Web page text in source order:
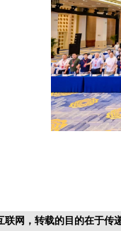
网，转载的目的在于